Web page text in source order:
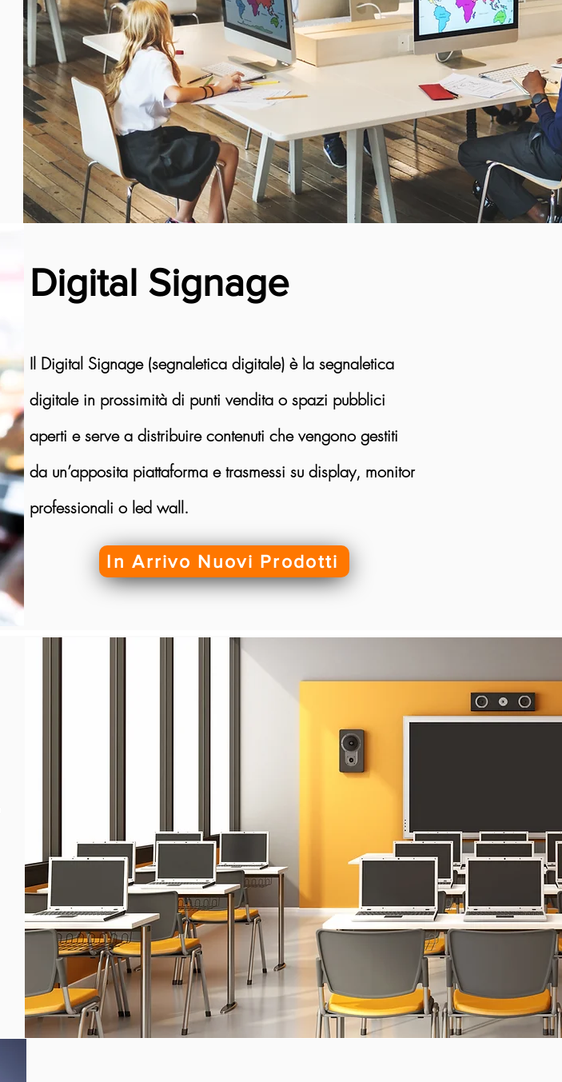
Digital Signage
Il Digital Signage (segnaletica digitale) è la segnaletica
digitale in prossimità di punti vendita o spazi pubblici
aperti e serve a distribuire contenuti che vengono gestiti
da un’apposita piattaforma e trasmessi su display, monitor
professionali o led wall.
In Arrivo Nuovi Prodotti